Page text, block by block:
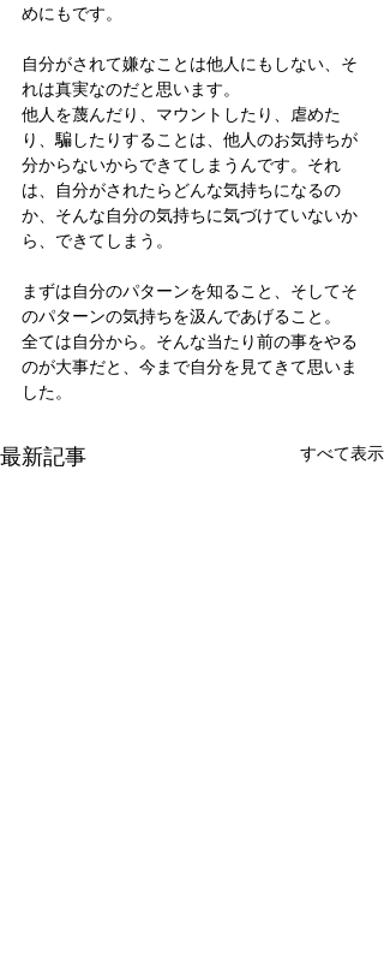
めにもです。
自分がされて嫌なことは他人にもしない、そ
れは真実なのだと思います。
他人を蔑んだり、マウントしたり、虐めた
り、騙したりすることは、他人のお気持ちが
分からないからできてしまうんです。それ
は、自分がされたらどんな気持ちになるの
か、そんな自分の気持ちに気づけていないか
ら、できてしまう。
まずは自分のパターンを知ること、そしてそ
のパターンの気持ちを汲んであげること。
全ては自分から。そんな当たり前の事をやる
のが大事だと、今まで自分を見てきて思いま
した。
最新記事 すべて表示